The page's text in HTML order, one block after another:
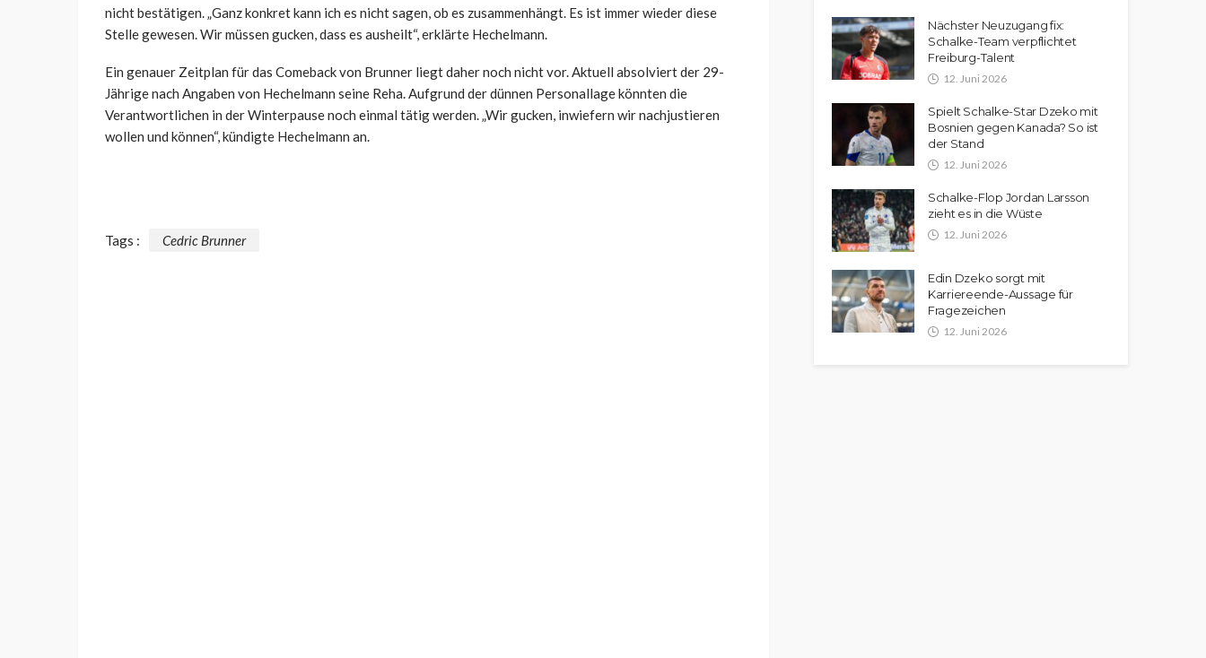
nicht bestätigen. „Ganz konkret kann ich es nicht sagen, ob es zusammenhängt. Es ist immer wieder diese
Stelle gewesen. Wir müssen gucken, dass es ausheilt“, erklärte Hechelmann.
Ein genauer Zeitplan für das Comeback von Brunner liegt daher noch nicht vor. Aktuell absolviert der 29-
Jährige nach Angaben von Hechelmann seine Reha. Aufgrund der dünnen Personallage könnten die
Verantwortlichen in der Winterpause noch einmal tätig werden. „Wir gucken, inwiefern wir nachjustieren
wollen und können“, kündigte Hechelmann an.
Tags : Cedric Brunner
Nächster Neuzugang fix:
Schalke-Team verpflichtet
Freiburg-Talent
12. Juni 2026
Spielt Schalke-Star Dzeko mit
Bosnien gegen Kanada? So ist
der Stand
12. Juni 2026
Schalke-Flop Jordan Larsson
zieht es in die Wüste
12. Juni 2026
Edin Dzeko sorgt mit
Karriereende-Aussage für
Fragezeichen
12. Juni 2026